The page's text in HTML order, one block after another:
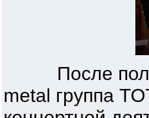
После
metal группа